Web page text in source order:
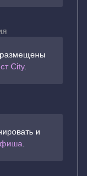
размещены
City.
и
.